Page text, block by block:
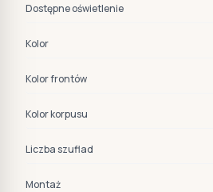
Dostępne oświetlenie
Kolor
Kolor frontów
Kolor korpusu
Liczba szuflad
Montaż